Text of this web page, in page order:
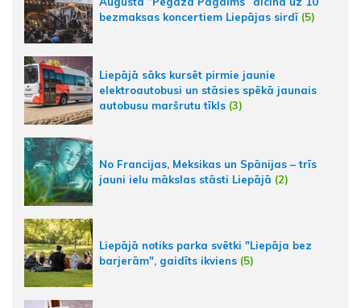
bezmaksas koncertiem Liepājas sirdī (5)
Liepājā sāks kursēt pirmie jaunie
elektroautobusi un stāsies spēkā jaunais
autobusu maršrutu tīkls (3)
No Francijas, Meksikas un Spānijas – trīs
jauni ielu mākslas stāsti Liepājā (2)
Liepājā notiks parka svētki "Liepāja bez
barjerām", gaidīts ikviens (5)